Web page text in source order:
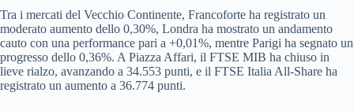
Tra i mercati del Vecchio Continente, Francoforte ha registrato un
moderato aumento dello 0,30%, Londra ha mostrato un andamento
cauto con una performance pari a +0,01%, mentre Parigi ha segnato un
progresso dello 0,36%. A Piazza Affari, il FTSE MIB ha chiuso in
lieve rialzo, avanzando a 34.553 punti, e il FTSE Italia All-Share ha
registrato un aumento a 36.774 punti.